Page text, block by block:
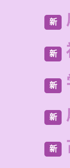
新
新
新
新
新